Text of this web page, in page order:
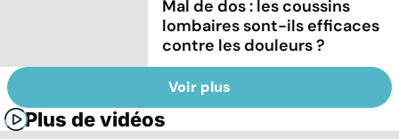
Mal de dos : les coussins
lombaires sont-ils efficaces
contre les douleurs ?
Voir plus
Plus de vidéos